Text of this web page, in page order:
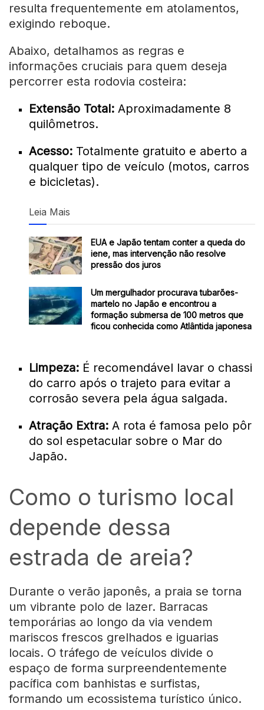
resulta frequentemente em atolamentos,
exigindo reboque.
Abaixo, detalhamos as regras e
informações cruciais para quem deseja
percorrer esta rodovia costeira:
Extensão Total: Aproximadamente 8
quilômetros.
Acesso: Totalmente gratuito e aberto a
qualquer tipo de veículo (motos, carros
e bicicletas).
Leia Mais
EUA e Japão tentam conter a queda do
iene, mas intervenção não resolve
pressão dos juros
Um mergulhador procurava tubarões-
martelo no Japão e encontrou a
formação submersa de 100 metros que
ficou conhecida como Atlântida japonesa
Limpeza: É recomendável lavar o chassi
do carro após o trajeto para evitar a
corrosão severa pela água salgada.
Atração Extra: A rota é famosa pelo pôr
do sol espetacular sobre o Mar do
Japão.
Como o turismo local
depende dessa
estrada de areia?
Durante o verão japonês, a praia se torna
um vibrante polo de lazer. Barracas
temporárias ao longo da via vendem
mariscos frescos grelhados e iguarias
locais. O tráfego de veículos divide o
espaço de forma surpreendentemente
pacífica com banhistas e surfistas,
formando um ecossistema turístico único.